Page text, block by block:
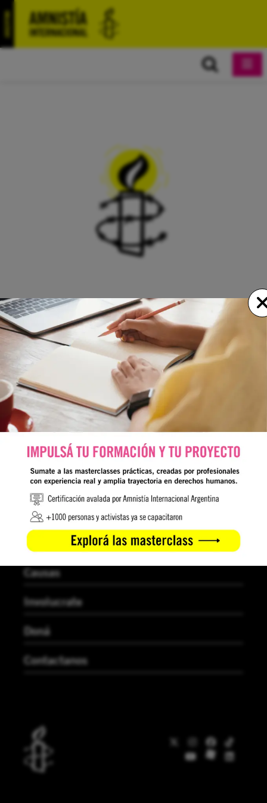
¡PÁGINA INEXISTENTE!
La url solicitada(/formulario-de-baja) no se encuentra
disponible.
VOLVER A LA HOME
Nosotros
Noticias
Causas
Involucrate
Doná
Contactanos